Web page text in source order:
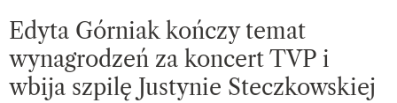
Edyta Górniak kończy temat
wynagrodzeń za koncert TVP i
wbija szpilę Justynie Steczkowskiej